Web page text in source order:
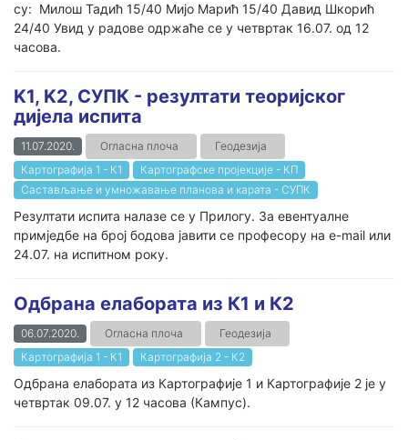
су: Милош Тадић 15/40 Мијо Марић 15/40 Давид Шкорић
24/40 Увид у радове одржаће се у четвртак 16.07. од 12
часова.
K1, K2, СУПК - резултати теоријског
дијела испита
11.07.2020. Огласна плоча
Геодезија
Картографија 1 - К1
Картографске пројекције - КП
Састављање и умножавање планова и карата - СУПК
Резултати испита налазе се у Прилогу. За евентуалне
примједбе на број бодова јавити се професору на e-mail или
24.07. на испитном року.
Одбрана елабората из К1 и К2
06.07.2020. Огласна плоча
Геодезија
Картографија 1 - К1
Картографија 2 - К2
Одбрана елабората из Картографије 1 и Картографије 2 је у
четвртак 09.07. у 12 часова (Кампус).